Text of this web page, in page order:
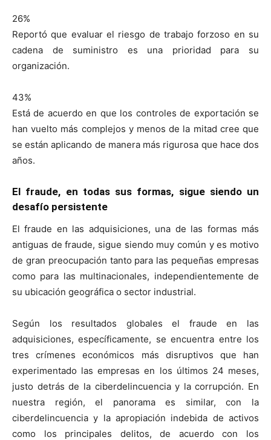
26%
Reportó que evaluar el riesgo de trabajo forzoso en su
cadena de suministro es una prioridad para su
organización.
43%
Está de acuerdo en que los controles de exportación se
han vuelto más complejos y menos de la mitad cree que
se están aplicando de manera más rigurosa que hace dos
años.
El fraude, en todas sus formas, sigue siendo un
desafío persistente
El fraude en las adquisiciones, una de las formas más
antiguas de fraude, sigue siendo muy común y es motivo
de gran preocupación tanto para las pequeñas empresas
como para las multinacionales, independientemente de
su ubicación geográfica o sector industrial.
Según los resultados globales el fraude en las
adquisiciones, específicamente, se encuentra entre los
tres crímenes económicos más disruptivos que han
experimentado las empresas en los últimos 24 meses,
justo detrás de la ciberdelincuencia y la corrupción. En
nuestra región, el panorama es similar, con la
ciberdelincuencia y la apropiación indebida de activos
como los principales delitos, de acuerdo con los